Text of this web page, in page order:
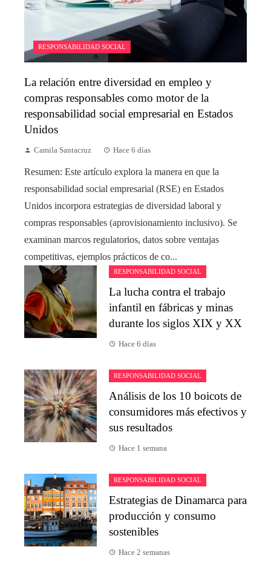
RESPONSABILIDAD SOCIAL
La relación entre diversidad en empleo y
compras responsables como motor de la
responsabilidad social empresarial en Estados
Unidos
Camila Santacruz Hace 6 días
Resumen: Este artículo explora la manera en que la
responsabilidad social empresarial (RSE) en Estados
Unidos incorpora estrategias de diversidad laboral y
compras responsables (aprovisionamiento inclusivo). Se
examinan marcos regulatorios, datos sobre ventajas
competitivas, ejemplos prácticos de co...
RESPONSABILIDAD SOCIAL
La lucha contra el trabajo
infantil en fábricas y minas
durante los siglos XIX y XX
Hace 6 días
RESPONSABILIDAD SOCIAL
Análisis de los 10 boicots de
consumidores más efectivos y
sus resultados
Hace 1 semana
RESPONSABILIDAD SOCIAL
Estrategias de Dinamarca para
producción y consumo
sostenibles
Hace 2 semanas